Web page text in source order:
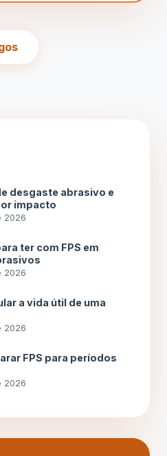
desgaste abrasivo e
impacto
2026
ter com FPS em
2026
a vida útil de uma
2026
FPS para períodos
2026